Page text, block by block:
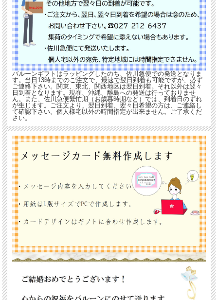
バルーンギフトはラッピングしたのち、佐川急便での発送となりま
す。当日13時までのご注文で、最速で翌日到着も可能ですが、必ず
ご連絡下さい。関東、東北、関西地区は翌日到着。それ以外は翌々
日到着となります。現在、沖縄、離島への発送は行っておりませ
ん。また、佐川急便繁忙期（お歳暮時期など）では、到着日のずれ
が生じます。ご注文より、翌日到着、翌々日希望の方は、ご連絡し
て確認下さい。個人様宅以外の時間指定が出来ません。ご了承くだ
さい。